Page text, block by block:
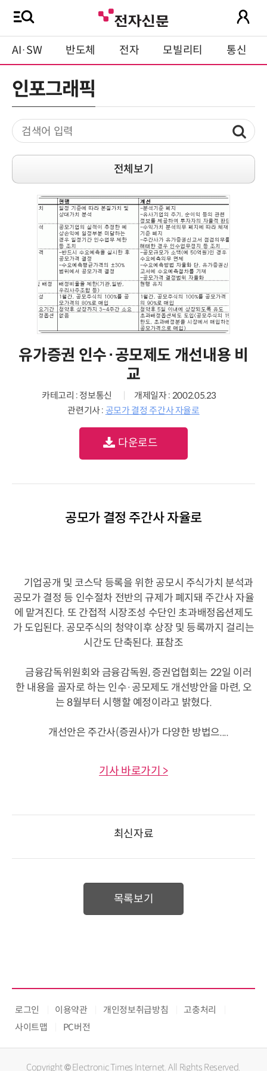
AI·SW 반도체 전자 모빌리티 통신
인포그래픽
전체보기
유가증권 인수·공모제도 개선내용 비
교
카테고리 : 정보통신
개제일자 : 2002.05.23
관련기사 : 공모가 결정 주간사 자율로
다운로드
공모가 결정 주간사 자율로
기업공개 및 코스닥 등록을 위한 공모시 주식가치 분석과
공모가 결정 등 인수절차 전반의 규제가 폐지돼 주간사 자율
에 맡겨진다. 또 간접적 시장조성 수단인 초과배정옵션제도
가 도입된다. 공모주식의 청약이후 상장 및 등록까지 걸리는
시간도 단축된다. 표참조
금융감독위원회와 금융감독원, 증권업협회는 22일 이러
한 내용을 골자로 하는 인수·공모제도 개선방안을 마련, 오
는 8월부터 시행할 예정이라고 밝혔다.
개선안은 주간사(증권사)가 다양한 방법으....
기사 바로가기 >
최신자료
목록보기
로그인 이용약관 개인정보취급방침
고충처리
사이트맵
PC버전
Copyright © Electronic Times Internet. All Rights Reserved.